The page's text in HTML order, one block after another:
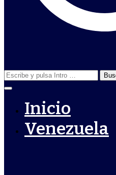
Buscar:
Inicio
Venezuela